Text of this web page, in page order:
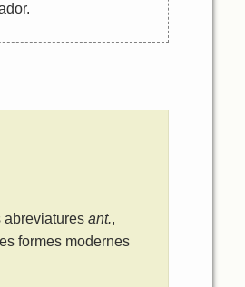
.
abreviatures ant.,
formes modernes